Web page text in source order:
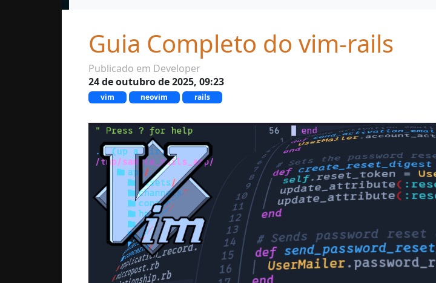
Guia Completo do vim-rails
Publicado em Developer
24 de outubro de 2025, 09:23
vim neovim rails